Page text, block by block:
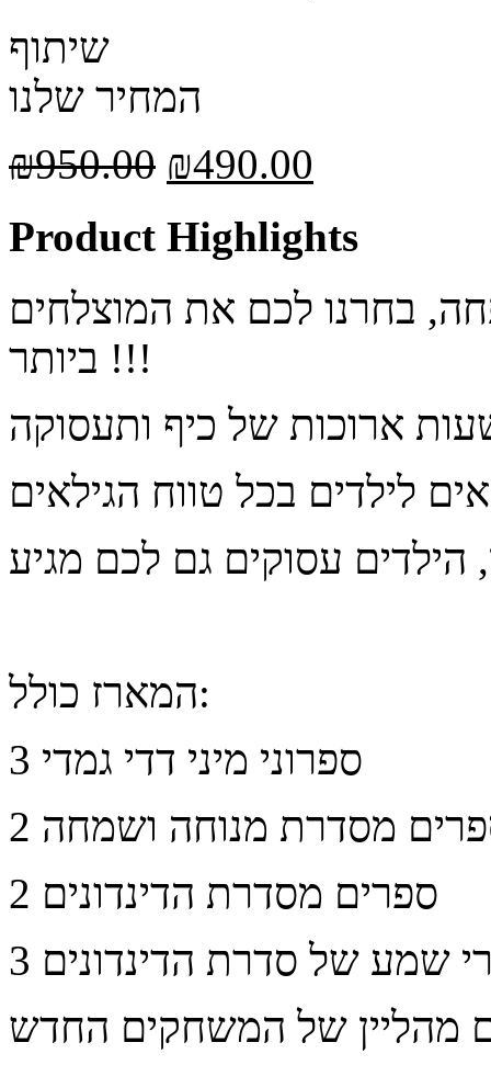
שיתוף
המחיר שלנו
₪950.00 ₪490.00
Product Highlights
בחרנו לכם את המוצלחים
ביותר !!!
ארוכות של כיף ותעסוקה
לילדים בכל טווח הגילאים
המארז כולל:
3 ספרוני מיני דדי גמדי
ספרים מסדרת מנוחה ושמחה
2 ספרים מסדרת הדינדונים
שמע של סדרת הדינדונים
מהליין של המשחקים החדש